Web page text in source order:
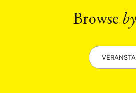
Browse by